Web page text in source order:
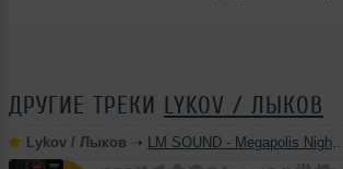
ДРУГИЕ ТРЕКИ LYKOV / ЛЫКОВ
Lykov / Лыков ➝ LM SOUND - Megapolis Night 28.07.2026